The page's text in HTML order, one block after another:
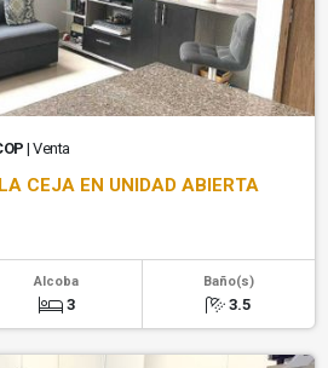
| Venta
CEJA EN UNIDAD ABIERTA
Alcoba
3
Baño(s)
3.5